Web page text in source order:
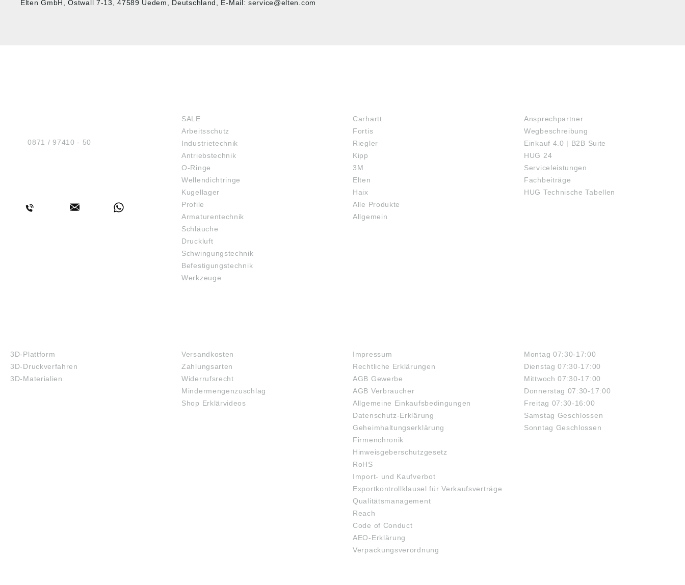
Elten GmbH, Ostwall 7-13, 47589 Uedem, Deutschland, E-Mail: service@elten.com
Tel.:0871 / 97410 - 50
SALE
Arbeitsschutz
Industrietechnik
Antriebstechnik
O-Ringe
Wellendichtringe
Kugellager
Profile
Armaturentechnik
Schläuche
Druckluft
Schwingungstechnik
Befestigungstechnik
Werkzeuge
Carhartt
Fortis
Riegler
Kipp
3M
Elten
Haix
Alle Produkte
Allgemein
Ansprechpartner
Wegbeschreibung
Einkauf 4.0 | B2B Suite
HUG 24
Serviceleistungen
Fachbeiträge
HUG Technische Tabellen
3D-Plattform
3D-Druckverfahren
3D-Materialien
Versandkosten
Zahlungsarten
Widerrufsrecht
Mindermengenzuschlag
Shop Erklärvideos
Impressum
Rechtliche Erklärungen
AGB Gewerbe
AGB Verbraucher
Allgemeine Einkaufsbedingungen
Datenschutz-Erklärung
Geheimhaltungserklärung
Firmenchronik
Hinweisgeberschutzgesetz
RoHS
Import- und Kaufverbot
Exportkontrollklausel für Verkaufsverträge
Qualitätsmanagement
Reach
Code of Conduct
AEO-Erklärung
Verpackungsverordnung
Montag 07:30-17:00
Dienstag 07:30-17:00
Mittwoch 07:30-17:00
Donnerstag 07:30-17:00
Freitag 07:30-16:00
Samstag Geschlossen
Sonntag Geschlossen